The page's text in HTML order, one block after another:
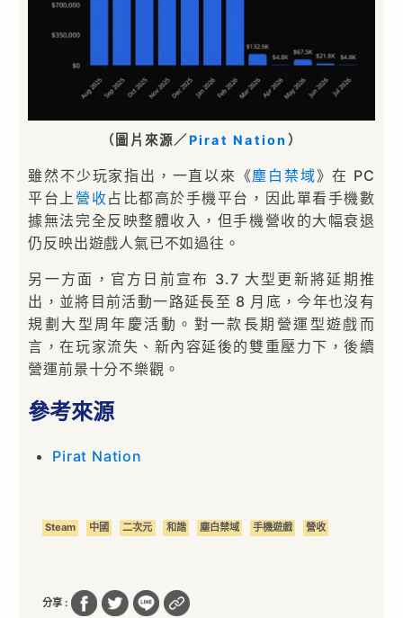
（圖片來源／ Pirat Nation ）
雖然不少玩家指出，一直以來《塵白禁域》在 PC
平台上 營收占比都高於手機平台，因此單看手機數
據無法完全反映整體收入，但手機營收的大幅衰退
仍反映出遊戲人氣已不如過往。
另一方面，官方日前宣布 3.7 大型更新將延期推
出，並將目前活動一路延長至 8 月底，今年也沒有
規劃大型周年慶活動。對一款長期營運型遊戲而
言，在玩家流失、新內容延後的雙重壓力下，後續
營運前景十分不樂觀。
參考來源
Pirat Nation
Steam 中國 二次元 和諧 塵白禁域 手機遊戲 營收
分享 :